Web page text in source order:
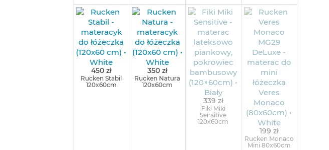
450 zł
Rucken Stabil
120x60cm
350 zł
Rucken Natura
120x60cm
339 zł
Fiki Miki
Sensitive
120x60cm
199 zł
Rucken Monaco
Mini 80x60cm